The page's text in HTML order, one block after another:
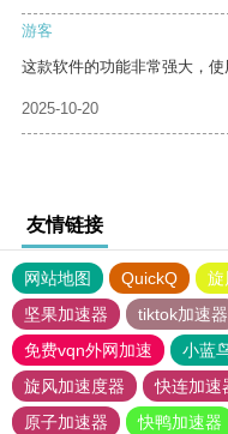
游客
这款软件的功能非常强大，使
2025-10-20
友情链接
网站地图 QuickQ 旋
坚果加速器
tiktok加速器
免费vqn外网加速
小蓝
旋风加速度器
快连加速
原子加速器
快鸭加速器